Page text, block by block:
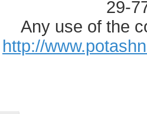
29-
Any use of the
http://